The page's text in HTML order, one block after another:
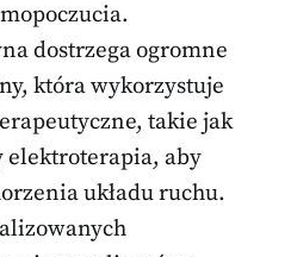
dostrzega ogromne
która wykorzystuje
takie jak
elektroterapia, aby
układu ruchu.